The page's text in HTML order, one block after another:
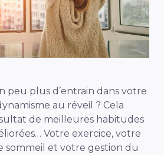
peu plus d’entrain dans votre
au réveil ? Cela
de meilleures habitudes
Votre exercice, votre
sommeil et votre gestion du